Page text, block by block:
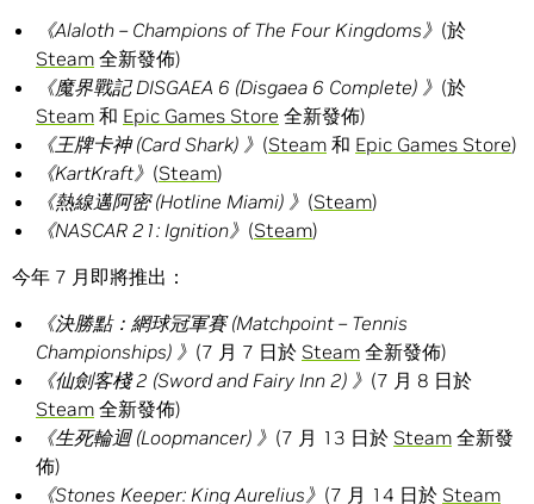
《Alaloth – Champions of The Four Kingdoms》 (於
Steam 全新發佈)
《魔界戰記DISGAEA 6 (Disgaea 6 Complete) 》 (於
Steam 和 Epic Games Store 全新發佈)
《王牌卡神(Card Shark) 》 (Steam 和 Epic Games Store)
《KartKraft》 (Steam)
《熱線邁阿密(Hotline Miami) 》 (Steam)
《NASCAR 21: Ignition》 (Steam)
今年 7 月即將推出：
《決勝點：網球冠軍賽(Matchpoint – Tennis
Championships) 》 (7 月 7 日於 Steam 全新發佈)
《仙劍客棧2 (Sword and Fairy Inn 2) 》 (7 月 8 日於
Steam 全新發佈)
《生死輪迴(Loopmancer) 》 (7 月 13 日於 Steam 全新發
佈)
《Stones Keeper: King Aurelius》 (7 月 14 日於 Steam